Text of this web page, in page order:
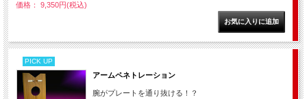
価格： 9,350円(税込)
PICK UP
アームペネトレーション
腕がプレートを通り抜ける！？